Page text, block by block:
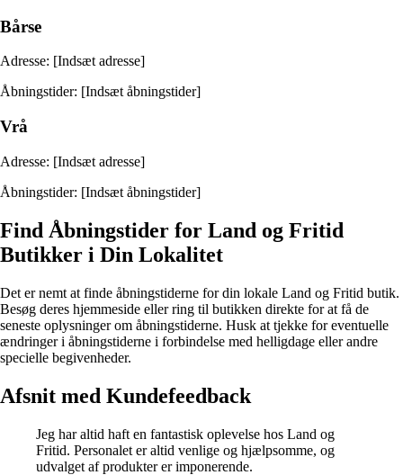
Bårse
Adresse: [Indsæt adresse]
Åbningstider: [Indsæt åbningstider]
Vrå
Adresse: [Indsæt adresse]
Åbningstider: [Indsæt åbningstider]
Find Åbningstider for Land og Fritid
Butikker i Din Lokalitet
Det er nemt at finde åbningstiderne for din lokale Land og Fritid butik.
Besøg deres hjemmeside eller ring til butikken direkte for at få de
seneste oplysninger om åbningstiderne. Husk at tjekke for eventuelle
ændringer i åbningstiderne i forbindelse med helligdage eller andre
specielle begivenheder.
Afsnit med Kundefeedback
Jeg har altid haft en fantastisk oplevelse hos Land og
Fritid. Personalet er altid venlige og hjælpsomme, og
udvalget af produkter er imponerende.